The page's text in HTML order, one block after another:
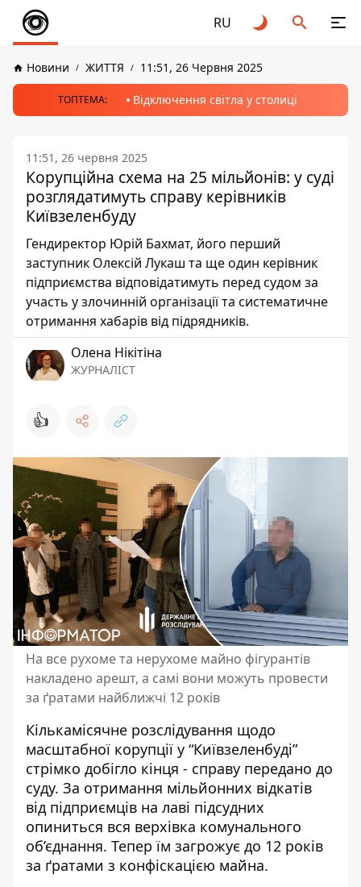
RU
Новини ЖИТТЯ 11:51, 26 Червня 2025
ТОПТЕМА: Відключення світла у столиці
11:51, 26 червня 2025
Корупційна схема на 25 мільйонів: у суді
розглядатимуть справу керівників
Київзеленбуду
Гендиректор Юрій Бахмат, його перший
заступник Олексій Лукаш та ще один керівник
підприємства відповідатимуть перед судом за
участь у злочинній організації та систематичне
отримання хабарів від підрядників.
Олена Нікітіна
ЖУРНАЛІСТ
👍
На все рухоме та нерухоме майно фігурантів
накладено арешт, а самі вони можуть провести
за ґратами найближчі 12 років
Кількамісячне розслідування щодо
масштабної корупції у “Київзеленбуді”
стрімко добігло кінця - справу передано до
суду. За отримання мільйонних відкатів
від підприємців на лаві підсудних
опиниться вся верхівка комунального
об’єднання. Тепер їм загрожує до 12 років
за ґратами з конфіскацією майна.